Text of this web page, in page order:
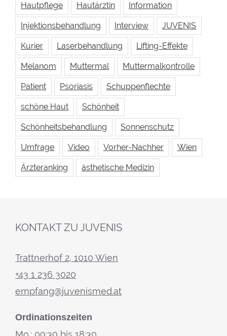
Hautpflege Hautärztin Information
Injektionsbehandlung Interview JUVENIS
Kurier Laserbehandlung Lifting-Effekte
Melanom Muttermal Muttermalkontrolle
Patient Psoriasis Schuppenflechte
schöne Haut Schönheit
Schönheitsbehandlung Sonnenschutz
Umfrage Video Vorher-Nachher Wien
Ärzteranking ästhetische Medizin
KONTAKT ZU JUVENIS
Trattnerhof 2, 1010 Wien
+43 1 236 3020
empfang@juvenismed.at
Ordinationszeiten